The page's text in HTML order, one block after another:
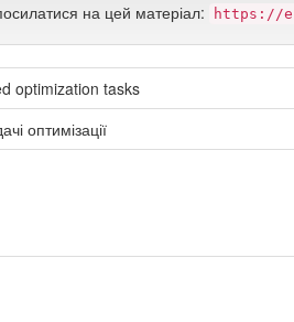
на цей матеріал: https://
optimization tasks
оптимізації